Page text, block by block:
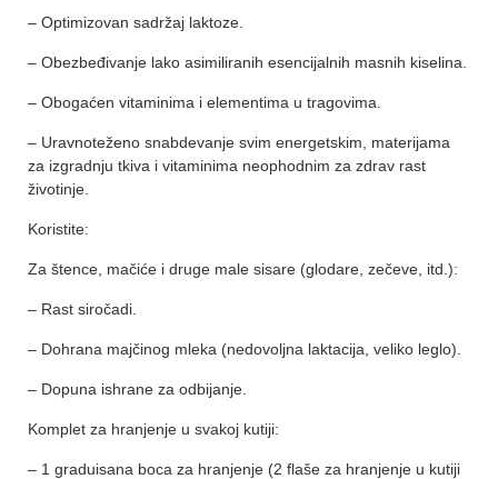
– Optimizovan sadržaj laktoze.
– Obezbeđivanje lako asimiliranih esencijalnih masnih kiselina.
– Obogaćen vitaminima i elementima u tragovima.
– Uravnoteženo snabdevanje svim energetskim, materijama
za izgradnju tkiva i vitaminima neophodnim za zdrav rast
životinje.
Koristite:
Za štence, mačiće i druge male sisare (glodare, zečeve, itd.):
– Rast siročadi.
– Dohrana majčinog mleka (nedovoljna laktacija, veliko leglo).
– Dopuna ishrane za odbijanje.
Komplet za hranjenje u svakoj kutiji:
– 1 graduisana boca za hranjenje (2 flaše za hranjenje u kutiji